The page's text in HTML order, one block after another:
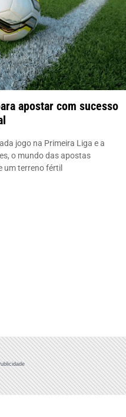
apostar com sucesso
jogo na Primeira Liga e a
o mundo das apostas
um terreno fértil